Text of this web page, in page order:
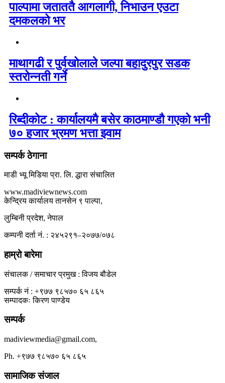
पाल्पामा जताततै आगलागी, निभाउन एउटा
दमकलको भर
माथागढी र पुर्वखोलाले जल्पा बहादुरपुर सडक
स्तरोन्नती गर्ने
रिब्दीकोट : कार्यालयमै बसेर काठमाण्डौ गएको भनी
७० हजार भ्रमण भत्ता झ्वाम
सम्पर्क ठेगाना
माडी भ्यू मिडिया प्रा. लि. द्धारा संचालित
www.madiviewnews.com
केन्द्रिय कार्यालय तानसेन ९ पाल्पा,
लुम्बिनी प्रदेश, नेपाल
कम्पनी दर्ता नं. : २४५२९१–२०७७/०७८
हाम्रो बारेमा
संचालक / समाचार प्रमुख : विजय बौडेल
सम्पर्क नं : +९७७ ९८५७० ६५ ८६५
सम्पादकः किरण पाण्डेय
सम्पर्क
madiviewmedia@gmail.com,
Ph. +९७७ ९८५७० ६५ ८६५
सामाजिक संजाल